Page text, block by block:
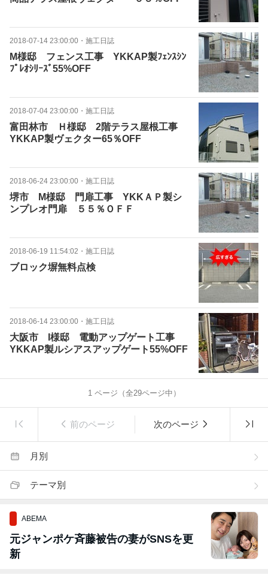
2018-07-14 23:00:00 ・ 施工日誌
M様邸 フェンス工事 YKKAP製ﾌｪﾝｽｼﾝ
ﾌﾟﾚｵｼﾘｰｽﾞ55%OFF
2018-07-04 23:00:00 ・ 施工日誌
富田林市 Ｈ様邸 2階テラス屋根工事
YKKAP製ヴェクター65％OFF
2018-06-24 23:00:00 ・ 施工日誌
堺市 M様邸 門扉工事 YKKＡＰ製シ
ンプレオ門扉 ５５％ＯＦＦ
2018-06-19 11:54:02 ・ 施工日誌
ブロック塀無料点検
2018-06-14 23:00:00 ・ 施工日誌
大阪市 I様邸 電動アップゲート工事
YKKAP製ルシアスアップゲート55%OFF
1ページ（全29ページ中）
前のページ 次のページ
月別
テーマ別
ABEMA
元ジャンポケ斉藤被告の妻がSNSを更
新